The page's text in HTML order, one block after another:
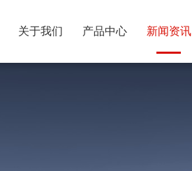
关于我们 产品中心 新闻资讯